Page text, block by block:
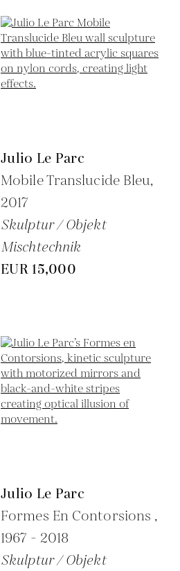
Julio Le Parc
Mobile Translucide Bleu,
2017
Skulptur / Objekt
Mischtechnik
EUR 15,000
Julio Le Parc
Formes En Contorsions ,
1967 - 2018
Skulptur / Objekt